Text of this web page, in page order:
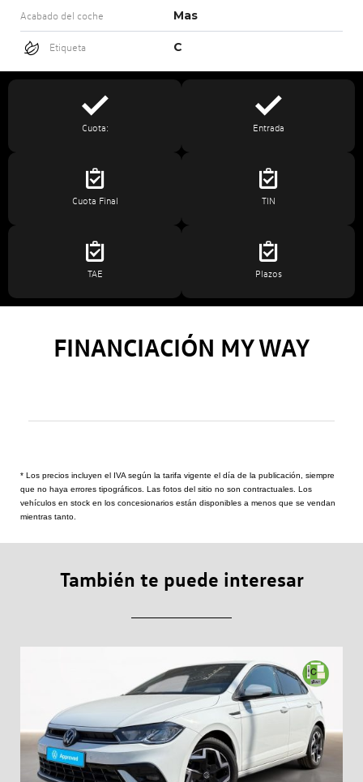
Acabado del coche Mas
Etiqueta C
Cuota: Entrada
Cuota Final TIN
TAE Plazos
FINANCIACIÓN MY WAY
* Los precios incluyen el IVA según la tarifa vigente el día de la publicación, siempre
que no haya errores tipográficos. Las fotos del sitio no son contractuales. Los
vehículos en stock en los concesionarios están disponibles a menos que se vendan
mientras tanto.
También te puede interesar